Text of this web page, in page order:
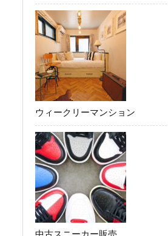
ウィークリーマンション